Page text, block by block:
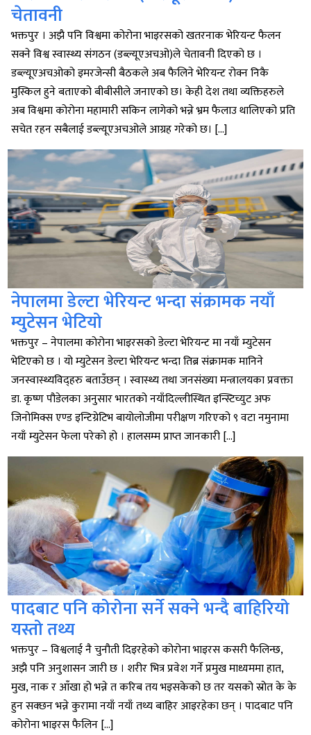
चेतावनी
भक्तपुर । अझै पनि विश्वमा कोरोना भाइरसको खतरनाक भेरियन्ट फैलन
सक्ने विश्व स्वास्थ्य संगठन (डब्ल्यूएअचओ)ले चेतावनी दिएको छ ।
डब्ल्यूएअचओको इमरजेन्सी बैठकले अब फैलिने भेरियन्ट रोक्न निकै
मुस्किल हुने बताएको बीबीसीले जनाएको छ। केही देश तथा व्यक्तिहरुले
अब विश्वमा कोरोना महामारी सकिन लागेको भन्ने भ्रम फैलाउ थालिएको प्रति
सचेत रहन सबैलाई डब्ल्यूएअचओले आग्रह गरेको छ। […]
नेपालमा डेल्टा भेरियन्ट भन्दा संक्रामक नयाँ
म्युटेसन भेटियो
भक्तपुर – नेपालमा कोरोना भाइरसको डेल्टा भेरियन्ट मा नयाँ म्युटेसन
भेटिएको छ । यो म्युटेसन डेल्टा भेरियन्ट भन्दा तिब्र संक्रामक मानिने
जनस्वास्थ्यविद्हरु बताउँछन् । स्वास्थ्य तथा जनसंख्या मन्त्रालयका प्रवक्ता
डा. कृष्ण पौडेलका अनुसार भारतको नयाँदिल्लीस्थित इन्स्टिच्युट अफ
जिनोमिक्स एण्ड इन्टिग्रेटिभ बायोलोजीमा परीक्षण गरिएको ९ वटा नमुनामा
नयाँ म्युटेसन फेला परेको हो । हालसम्म प्राप्त जानकारी […]
पादबाट पनि कोरोना सर्ने सक्ने भन्दै बाहिरियो
यस्तो तथ्य
भक्तपुर – विश्वलाई नै चुनौती दिइरहेको कोरोना भाइरस कसरी फैलिन्छ,
अझै पनि अनुशासन जारी छ । शरीर भित्र प्रवेश गर्ने प्रमुख माध्यममा हात,
मुख, नाक र आँखा हो भन्ने त करिब तय भइसकेको छ तर यसको स्रोत के के
हुन सक्छन भन्ने कुरामा नयाँ नयाँ तथ्य बाहिर आइरहेका छन् । पादबाट पनि
कोरोना भाइरस फैलिन […]